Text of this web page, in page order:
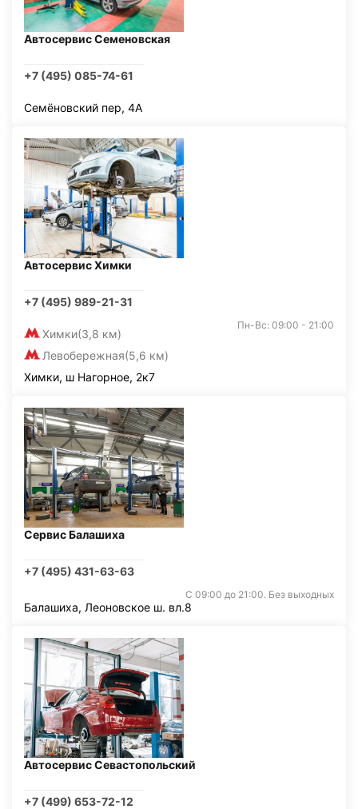
Автосервис Семеновская
+7 (495) 085-74-61
Семёновский пер, 4А
Автосервис Химки
+7 (495) 989-21-31
Химки(3,8 км)
Левобережная(5,6 км)
Пн-Вс: 09:00 - 21:00
Химки, ш Нагорное, 2к7
Сервис Балашиха
+7 (495) 431-63-63
С 09:00 до 21:00. Без выходных
Балашиха, Леоновское ш. вл.8
Автосервис Севастопольский
+7 (499) 653-72-12